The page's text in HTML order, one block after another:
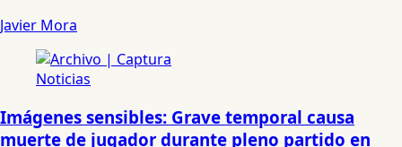
Javier Mora
Noticias
Imágenes sensibles: Grave temporal causa
muerte de jugador durante pleno partido en